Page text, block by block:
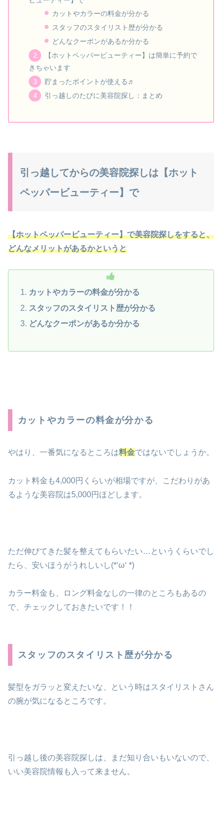
カットやカラーの料金が分かる
スタッフのスタイリスト歴が分かる
どんなクーポンがあるか分かる
【ホットペッパービューティー】は簡単に予約で
きちゃいます
貯まったポイントが使える♬
引っ越しのたびに美容院探し：まとめ
引っ越してからの美容院探しは【ホット
ペッパービューティー】で
【ホットペッパービューティー】で美容院探しをすると、
どんなメリットがあるかというと
カットやカラーの料金が分かる
スタッフのスタイリスト歴が分かる
どんなクーポンがあるか分かる
カットやカラーの料金が分かる
やはり、一番気になるところは料金ではないでしょうか。
カット料金も4,000円くらいが相場ですが、こだわりがあ
るような美容院は5,000円ほどします。
ただ伸びてきた髪を整えてもらいたい…というくらいでし
たら、安いほうがうれしいし(*‘ω‘ *)
カラー料金も、ロング料金なしの一律のところもあるの
で、チェックしておきたいです！！
スタッフのスタイリスト歴が分かる
髪型をガラッと変えたいな、という時はスタイリストさん
の腕が気になるところです。
引っ越し後の美容院探しは、まだ知り合いもいないので、
いい美容院情報も入って来ません。